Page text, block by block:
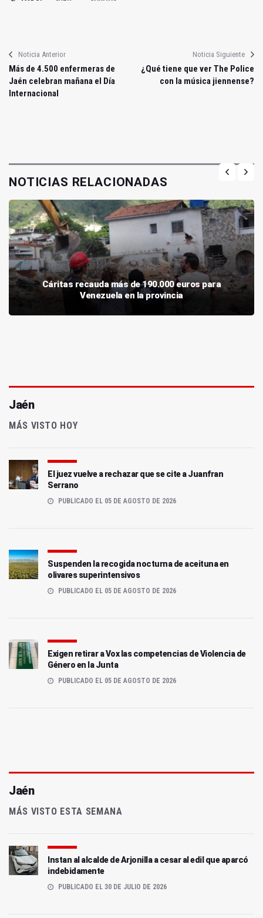
Noticia Anterior
Más de 4.500 enfermeras de
Jaén celebran mañana el Día
Internacional
Noticia Siguiente
¿Qué tiene que ver The Police
con la música jiennense?
NOTICIAS RELACIONADAS
Cáritas recauda más de 190.000 euros para
Venezuela en la provincia
Jaén
MÁS VISTO HOY
El juez vuelve a rechazar que se cite a Juanfran
Serrano
PUBLICADO EL 05 DE AGOSTO DE 2026
Suspenden la recogida nocturna de aceituna en
olivares superintensivos
PUBLICADO EL 05 DE AGOSTO DE 2026
Exigen retirar a Vox las competencias de Violencia de
Género en la Junta
PUBLICADO EL 05 DE AGOSTO DE 2026
Jaén
MÁS VISTO ESTA SEMANA
Instan al alcalde de Arjonilla a cesar al edil que aparcó
indebidamente
PUBLICADO EL 30 DE JULIO DE 2026